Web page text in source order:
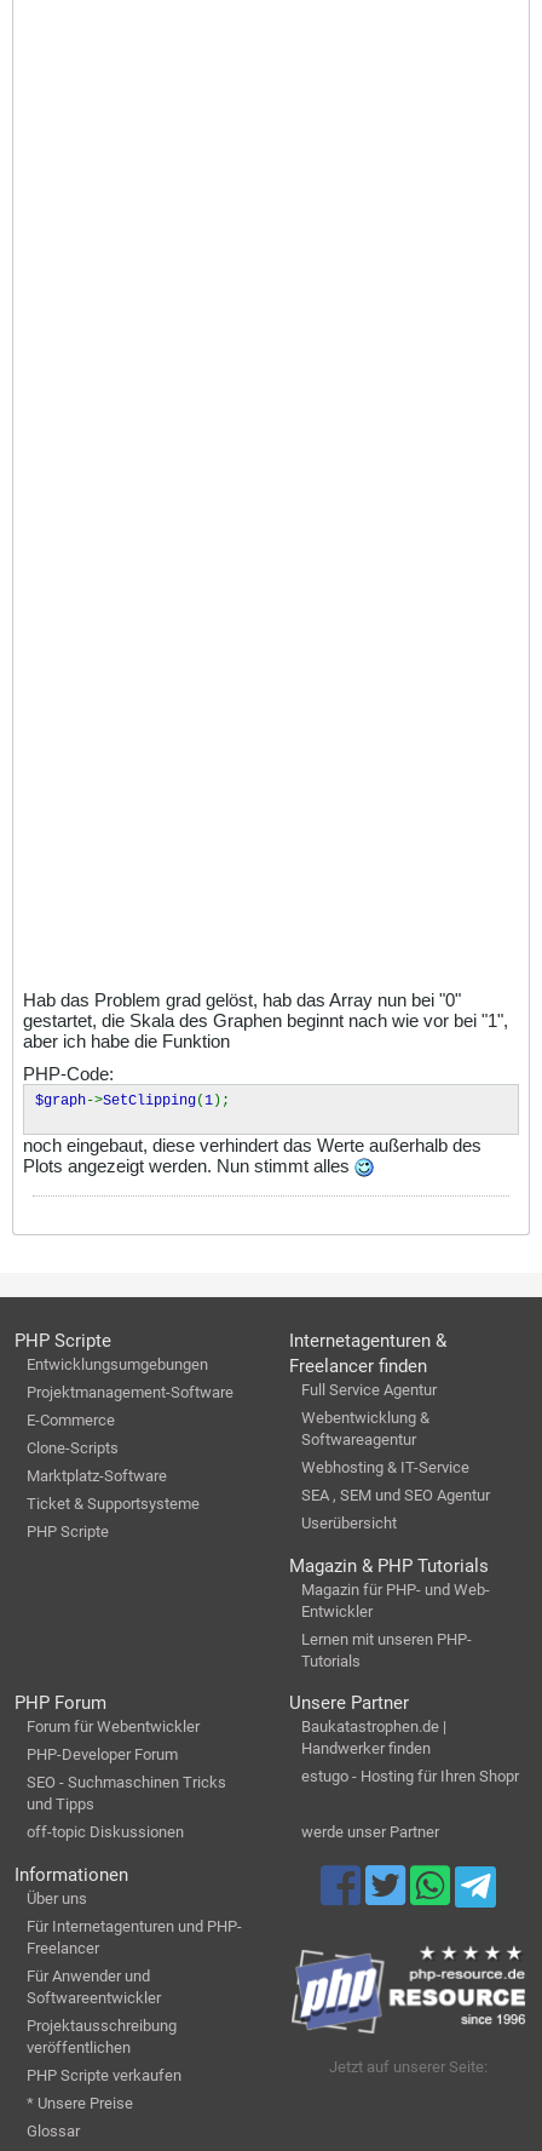
Hab das Problem grad gelöst, hab das Array nun bei "0"
gestartet, die Skala des Graphen beginnt nach wie vor bei "1",
aber ich habe die Funktion
PHP-Code:
$graph->SetClipping(1);
noch eingebaut, diese verhindert das Werte außerhalb des
Plots angezeigt werden. Nun stimmt alles
PHP Scripte
Entwicklungsumgebungen
Projektmanagement-Software
E-Commerce
Clone-Scripts
Marktplatz-Software
Ticket & Supportsysteme
PHP Scripte
Internetagenturen &
Freelancer finden
Full Service Agentur
Webentwicklung &
Softwareagentur
Webhosting & IT-Service
SEA , SEM und SEO Agentur
Userübersicht
Magazin & PHP Tutorials
Magazin für PHP- und Web-
Entwickler
Lernen mit unseren PHP-
Tutorials
PHP Forum
Forum für Webentwickler
PHP-Developer Forum
SEO - Suchmaschinen Tricks
und Tipps
off-topic Diskussionen
Unsere Partner
Baukatastrophen.de |
Handwerker finden
estugo - Hosting für Ihren Shopr
werde unser Partner
Informationen
Über uns
Für Internetagenturen und PHP-
Freelancer
Für Anwender und
Softwareentwickler
Projektausschreibung
veröffentlichen
PHP Scripte verkaufen
* Unsere Preise
Glossar
Jetzt auf unserer Seite: